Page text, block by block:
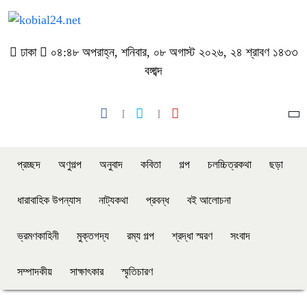
ঢাকা
০৪:৪৮ অপরাহ্ন, শনিবার, ০৮ অগাস্ট ২০২৬, ২৪ শ্রাবণ ১৪৩৩
বঙ্গাব্দ
প্রচ্ছদ অণুগল্প অনুবাদ কবিতা গল্প চলচ্চিত্রকথা ছড়া
ধারাবাহিক উপন্যাস নাট্যকথা প্রবন্ধ বই আলোচনা
ভ্রমণকাহিনী মুক্তগদ্য রম্য গল্প শ্রদ্ধা স্মরণ সংবাদ
সম্পাদকীয় সাক্ষাৎকার স্মৃতিচারণ